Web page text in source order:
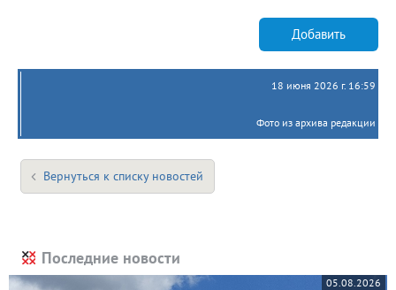
Добавить
18 июня 2026 г. 16:59
Фото из архива редакции
Вернуться к списку новостей
Последние новости
05.08.2026